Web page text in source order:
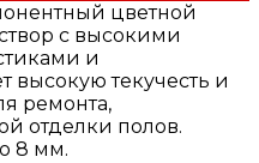
цветной
с высокими
и
высокую текучесть и
ремонта,
отделки полов.
8 мм.